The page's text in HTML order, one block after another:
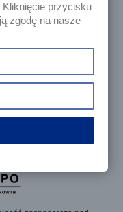

Wszelkie prawa
przycisku
zgodę na nasze